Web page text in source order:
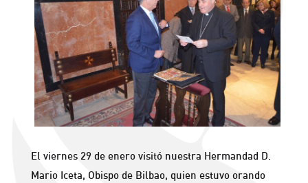
El viernes 29 de enero visitó nuestra Hermandad D.
Mario Iceta, Obispo de Bilbao, quien estuvo orando